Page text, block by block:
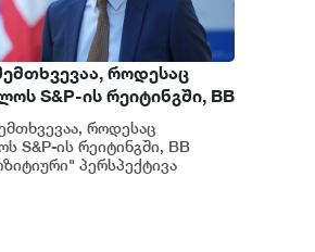
როდესაც
S&P-ის რეიტინგში, BB
პერსპექტივა
კიდევ ერთხელ
როდესაც
S&P-ის რეიტინგში, BB
პერსპექტივა